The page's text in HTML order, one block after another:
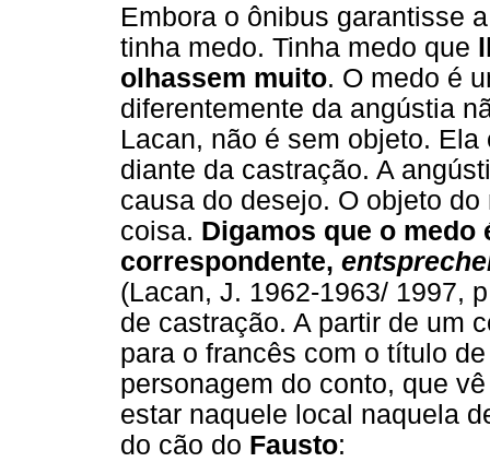
Embora o ônibus garantisse
tinha medo. Tinha medo que
olhassem muito. O medo é
diferentemente da angústia
Lacan, não é sem objeto.
diante da castração. A
causa do desejo. O objeto
coisa. Digamos que o medo
correspondente,
(Lacan, J. 1962-1963/ 1997,
de castração. A partir de um
para o francês com o título
personagem do conto, que
estar naquele local naquela
do cão do Fausto: